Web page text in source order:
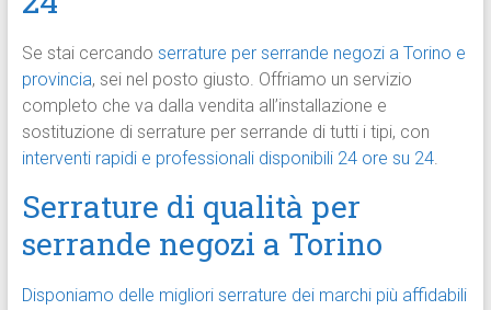
Se stai cercando serrature per serrande negozi a Torino e
provincia, sei nel posto giusto. Offriamo un servizio
completo che va dalla vendita all’installazione e
sostituzione di serrature per serrande di tutti i tipi, con
interventi rapidi e professionali disponibili 24 ore su 24.
Serrature di qualità per
serrande negozi a Torino
Disponiamo delle migliori serrature dei marchi più affidabili